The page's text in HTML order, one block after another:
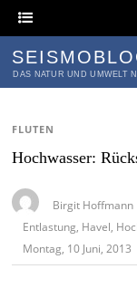
DAS NATUR UND UMWELT
FLUTEN
Hochwasser:
Birgit Hoffmann
Entlastung Havel
Montag, 10 Juni, 2013